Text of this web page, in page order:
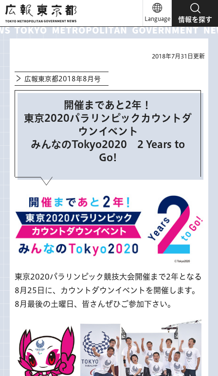
広報東京都
Language 情報を探す
2018年7月31日更新
広報東京都2018年8月号
開催まであと2年！
東京2020パラリンピックカウントダ
ウンイベント
みんなのTokyo2020 2 Years to
Go!
東京2020パラリンピック競技大会開催まで2年となる
8月25日に、カウントダウンイベントを開催します。
8月最後の土曜日、皆さんぜひご参加下さい。